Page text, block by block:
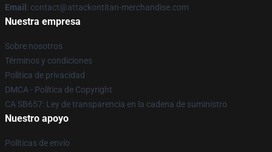
Email : contact@attackontitan-merchandise.com
Nuestra empresa
Sobre nosotros
Términos y condiciones
Política de privacidad
DMCA - Política de Copyright
CA SB657: Ley de transparencia en la cadena de suministro
Nuestro apoyo
Políticas de envío